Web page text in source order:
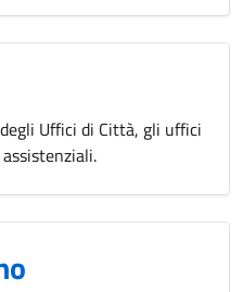
Uffici di Città, gli uffici